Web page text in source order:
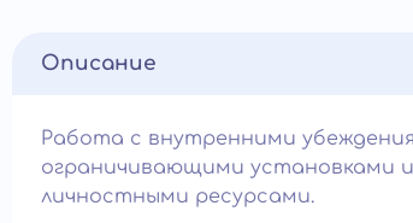
Описание
Работа с внутренними
ограничивающими установками и
личностными ресурсами.